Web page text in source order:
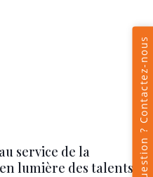
service de la
lumière des talents